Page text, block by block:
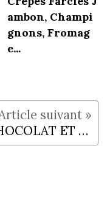
ambon, Champi
gnons, Fromag
e...
CREME AU CHOCOLAT ET A LA LAVANDE